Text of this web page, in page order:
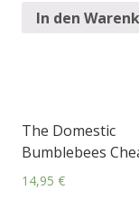
In den
The Domestic
Bumblebees
14,95 €